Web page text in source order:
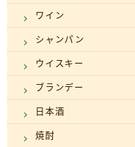
ワイン
シャンパン
ウイスキー
ブランデー
日本酒
焼酎